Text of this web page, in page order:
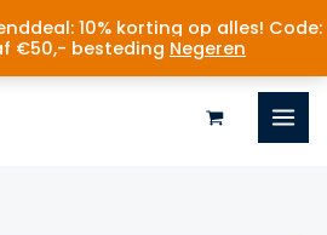
10% korting op alles! Code:
€50,- besteding Negeren